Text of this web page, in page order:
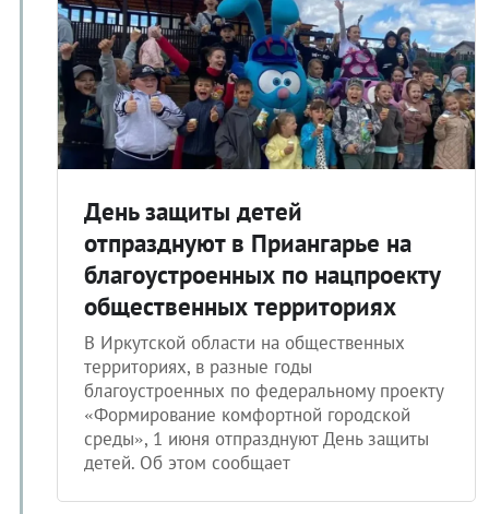
День защиты детей
отпразднуют в Приангарье на
благоустроенных по нацпроекту
общественных территориях
В Иркутской области на общественных
территориях, в разные годы
благоустроенных по федеральному проекту
«Формирование комфортной городской
среды», 1 июня отпразднуют День защиты
детей. Об этом сообщает